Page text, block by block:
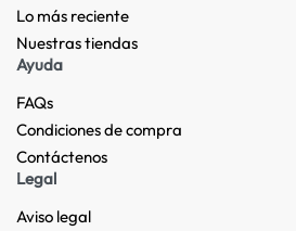
Lo más reciente​
Nuestras tiendas​
Ayuda
FAQs
Condiciones de compra
Contáctenos
Legal
Aviso legal